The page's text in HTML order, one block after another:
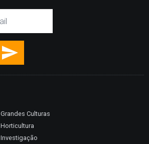
Grandes Culturas
Horticultura
Investigação